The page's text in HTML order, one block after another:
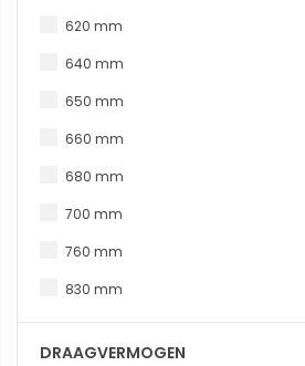
620 mm
640 mm
650 mm
660 mm
680 mm
700 mm
760 mm
830 mm
DRAAGVERMOGEN